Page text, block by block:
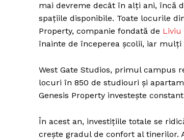
mai devreme decât în alți ani, încă
spațiile disponibile. Toate locurile
Property, companie fondată de Liviu
înainte de începerea școlii, iar
West Gate Studios, primul campus
locuri în 850 de studiouri și
Genesis Property investește
În acest an, investițiile totale se
crește gradul de confort al